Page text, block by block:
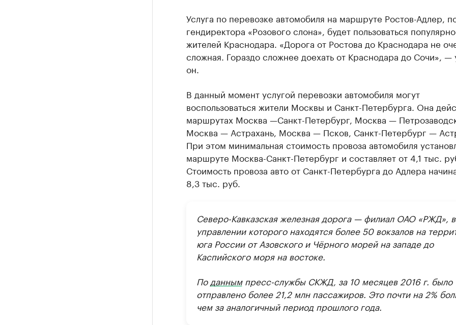
Услуга по перевозке автомобиля на маршруте Ростов-Адлер,
гендиректора «Розового слона», будет пользоваться
жителей Краснодара. «Дорога от Ростова до Краснодара не
сложная. Гораздо сложнее доехать от Краснодара до Сочи», —
он.
В данный момент услугой перевозки автомобиля могут
воспользоваться жители Москвы и Санкт-Петербурга. Она
маршрутах Москва —Санкт-Петербург, Москва —
Москва — Астрахань, Москва — Псков, Санкт-Петербург —
При этом минимальная стоимость провоза автомобиля
маршруте Москва-Санкт-Петербург и составляет от 4,1 тыс.
Стоимость провоза авто от Санкт-Петербурга до Адлера
8,3 тыс. руб.
Северо-Кавказская железная дорога — филиал ОАО «РЖД», в
управлении которого находятся более 50 вокзалов на
юга России от Азовского и Чёрного морей на западе до
Каспийского моря на востоке.
По даннымпресс-службы СКЖД, за 10 месяцев 2016 г. было
отправлено более 21,2 млн пассажиров. Это почти на 2%
чем за аналогичный период прошлого года.